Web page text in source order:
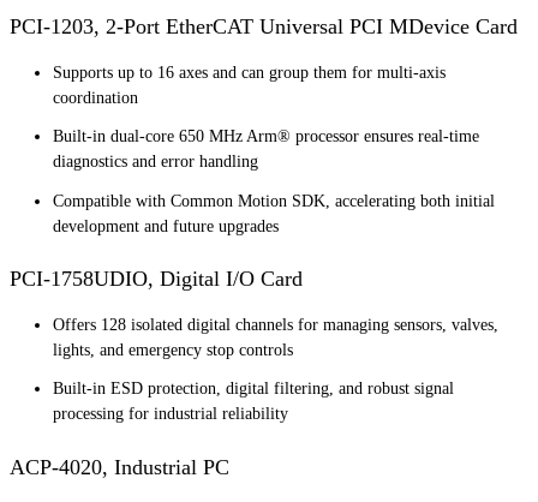
PCI-1203, 2-Port EtherCAT Universal PCI MDevice Card
Supports up to 16 axes and can group them for multi-axis
coordination
Built-in dual-core 650 MHz Arm® processor ensures real-time
diagnostics and error handling
Compatible with Common Motion SDK, accelerating both initial
development and future upgrades
PCI-1758UDIO, Digital I/O Card
Offers 128 isolated digital channels for managing sensors, valves,
lights, and emergency stop controls
Built-in ESD protection, digital filtering, and robust signal
processing for industrial reliability
ACP-4020, Industrial PC